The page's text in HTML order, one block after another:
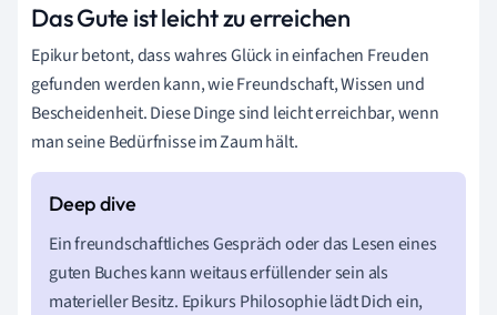
Das Gute ist leicht zu erreichen
Epikur betont, dass wahres Glück in einfachen Freuden
gefunden werden kann, wie Freundschaft, Wissen und
Bescheidenheit. Diese Dinge sind leicht erreichbar, wenn
man seine Bedürfnisse im Zaum hält.
Ein freundschaftliches Gespräch oder das Lesen eines
guten Buches kann weitaus erfüllender sein als
materieller Besitz. Epikurs Philosophie lädt Dich ein,